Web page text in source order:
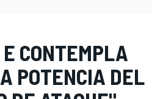
CONTEMPLA
POTENCIA DEL